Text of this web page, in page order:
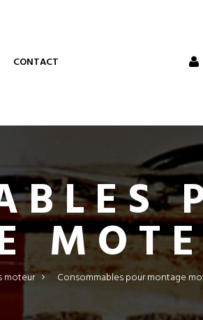
CONTACT
moteur > Consommables pour montage